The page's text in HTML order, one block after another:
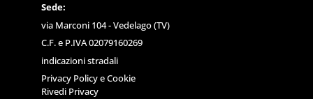
Sede:
via Marconi 104 - Vedelago (TV)
C.F. e P.IVA 02079160269
indicazioni stradali
Privacy PolicyeCookie
Rivedi Privacy